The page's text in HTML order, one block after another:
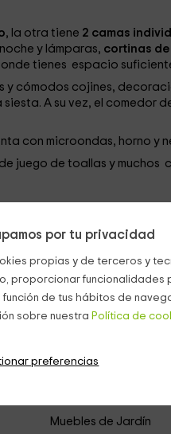
por tu privacidad
propias y de terceros y
proporcionar funcionalidades
de tus hábitos de
sobre nuestra Política de
preferencias
, la otra tiene 2 camas
y lámparas, cortinas
tienes espacio
y cómodos cojines,
A su vez, el comedor
con microondas, horno y
juego de toallas y muchos
estarás a gusto en c
libre y disfrutar de la
Cuartes
Muebles de Jardín